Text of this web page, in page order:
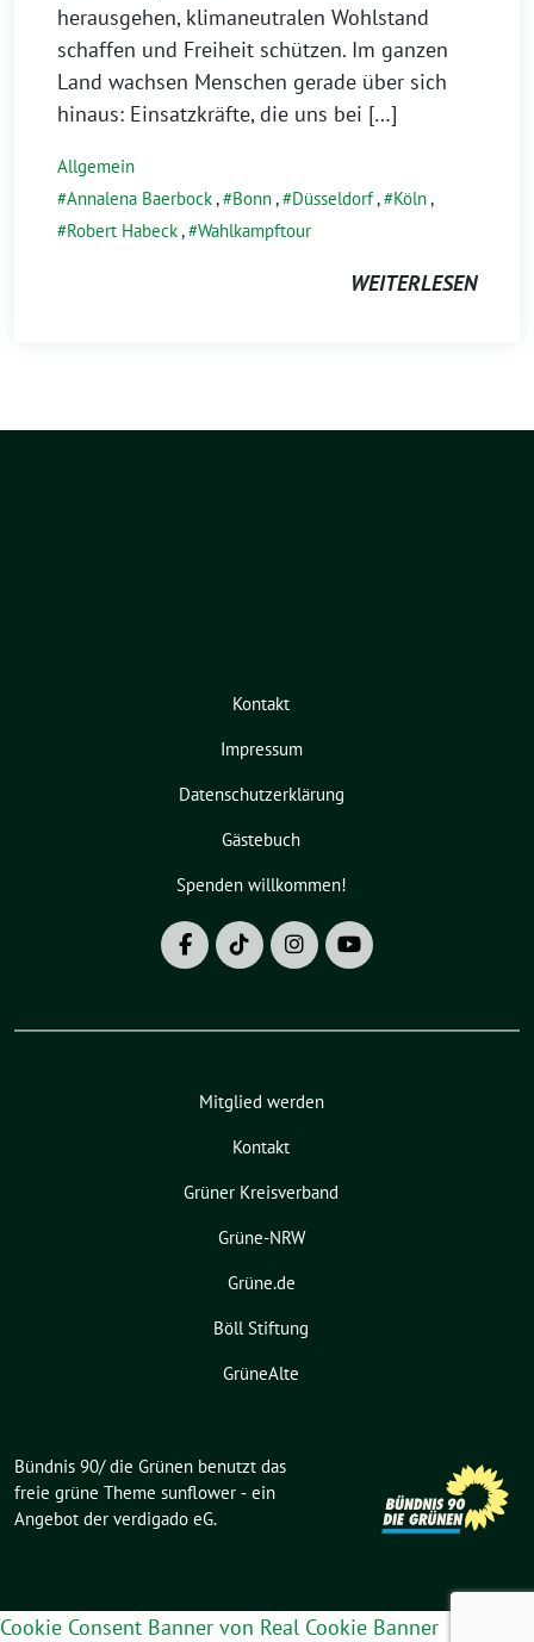
herausgehen, klimaneutralen Wohlstand
schaffen und Freiheit schützen. Im ganzen
Land wachsen Menschen gerade über sich
hinaus: Einsatzkräfte, die uns bei […]
Allgemein
Annalena Baerbock, Bonn, Düsseldorf, Köln,
Robert Habeck, Wahlkampftour
WEITERLESEN
Kontakt
Impressum
Datenschutzerklärung
Gästebuch
Spenden willkommen!
Mitglied werden
Kontakt
Grüner Kreisverband
Grüne-NRW
Grüne.de
Böll Stiftung
GrüneAlte
Bündnis 90/ die Grünen benutzt das
freie grüne Theme sunflower ‐ ein
Angebot der verdigado eG.
Cookie Consent Banner von Real Cookie Banner